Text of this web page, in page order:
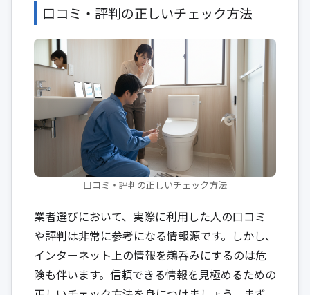
口コミ・評判の正しいチェック方法
口コミ・評判の正しいチェック方法
業者選びにおいて、実際に利用した人の口コミ
や評判は非常に参考になる情報源です。しかし、
インターネット上の情報を鵜呑みにするのは危
険も伴います。信頼できる情報を見極めるための